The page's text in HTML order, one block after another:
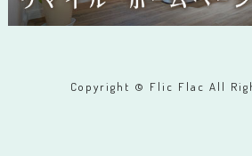
Copyright © Flic Flac All